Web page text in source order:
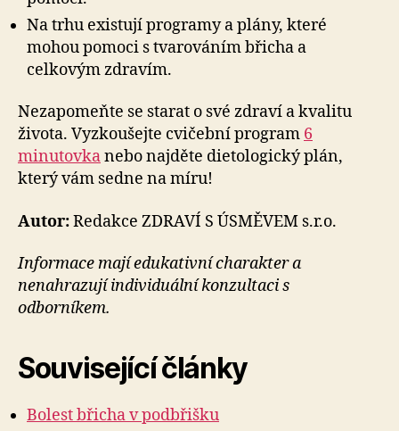
Na trhu existují programy a plány, které
mohou pomoci s tvarováním břicha a
celkovým zdravím.
Nezapomeňte se starat o své zdraví a kvalitu
života. Vyzkoušejte cvičební program 6
minutovkanebo najděte dietologický plán,
který vám sedne na míru!
Autor:Redakce ZDRAVÍ S ÚSMĚVEM s.r.o.
Informace mají edukativní charakter a
nenahrazují individuální konzultaci s
odborníkem.
Související články
Bolest břicha v podbřišku